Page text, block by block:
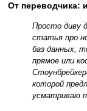
От переводчика:
Просто диву
статья про
баз данных,
прямое или
которой
усматриваю